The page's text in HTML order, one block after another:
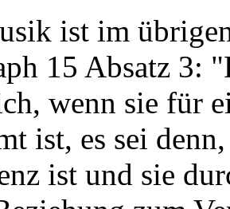
ist im
15 Absatz 3:
wenn sie für
ist, es sei
ist und sie